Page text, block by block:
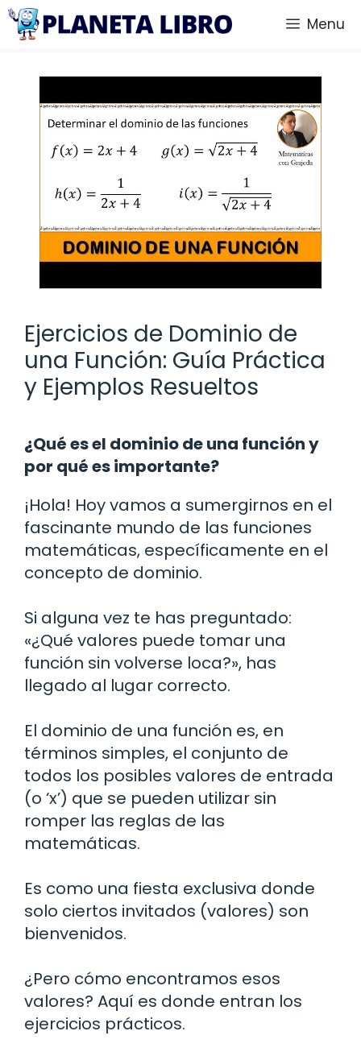
Saltar
Menu
Ejercicios de Dominio de
una Función: Guía Práctica
y Ejemplos Resueltos
¿Qué es el dominio de una función y
por qué es importante?
¡Hola! Hoy vamos a sumergirnos en el
fascinante mundo de las funciones
matemáticas, específicamente en el
concepto de dominio.
Si alguna vez te has preguntado:
«¿Qué valores puede tomar una
función sin volverse loca?», has
llegado al lugar correcto.
El dominio de una función es, en
términos simples, el conjunto de
todos los posibles valores de entrada
(o ‘x’) que se pueden utilizar sin
romper las reglas de las
matemáticas.
Es como una fiesta exclusiva donde
solo ciertos invitados (valores) son
bienvenidos.
¿Pero cómo encontramos esos
valores? Aquí es donde entran los
ejercicios prácticos.